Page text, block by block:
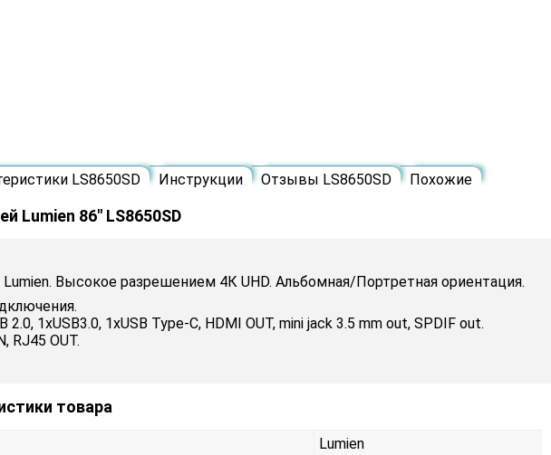
LS8650SD Инструкции Отзывы LS8650SD Похожие
Lumien 86" LS8650SD
Высокое разрешением 4К UHD. Альбомная/Портретная ориентация.
1xUSB3.0, 1xUSB Type-C, HDMI OUT, mini jack 3.5 mm out, SPDIF out.
RJ45 OUT.
товара
Lumien